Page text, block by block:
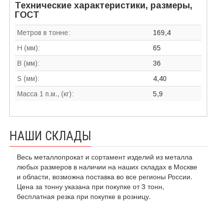
Технические характеристики, размеры,
ГОСТ
Метров в тонне:
169,4
H (мм):
65
B (мм):
36
S (мм):
4,40
Масса 1 п.м., (кг):
5,9
НАШИ СКЛАДЫ
Весь металлопрокат и сортамент изделий из металла
любых размеров в наличии на наших складах в Москве
и области, возможна поставка во все регионы России.
Цена за тонну указана при покупке от 3 тонн,
бесплатная резка при покупке в розницу.